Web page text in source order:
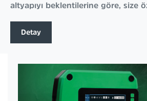
altyapıyı beklentilerine göre, size
Detay